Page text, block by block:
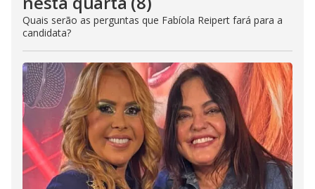
Quais serão as perguntas que Fabíola Reipert fará para a
candidata?